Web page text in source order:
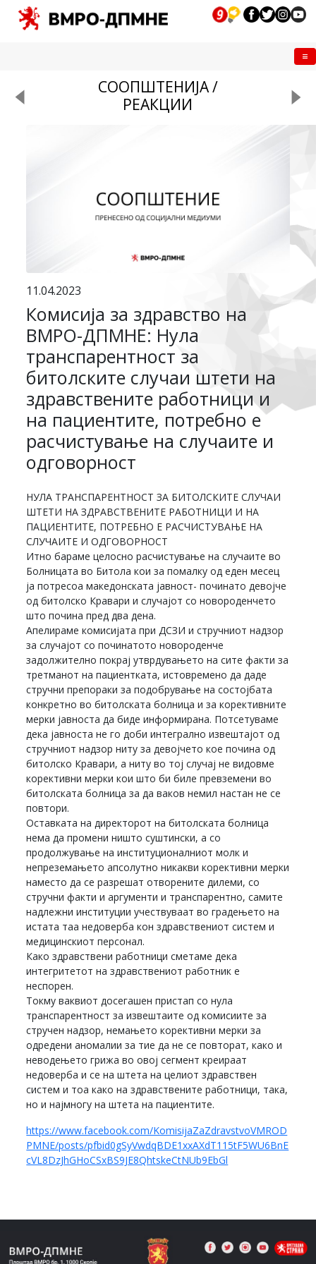
СООПШТЕНИЈА /
РЕАКЦИИ
11.04.2023
Комисија за здравство на
ВМРО-ДПМНЕ: Нула
транспарентност за
битолските случаи штети на
здравствените работници и
на пациентите, потребно е
расчистување на случаите и
одговорност
НУЛА ТРАНСПАРЕНТНОСТ ЗА БИТОЛСКИТЕ СЛУЧАИ
ШТЕТИ НА ЗДРАВСТВЕНИТЕ РАБОТНИЦИ И НА
ПАЦИЕНТИТЕ, ПОТРЕБНО Е РАСЧИСТУВАЊЕ НА
СЛУЧАИТЕ И ОДГОВОРНОСТ
Итно бараме целосно расчистување на случаите во
Болницата во Битола кои за помалку од еден месец
ја потресоа македонската јавност- починато девојче
од битолско Кравари и случајот со новороденчето
што почина пред два дена.
Апелираме комисијата при ДСЗИ и стручниот надзор
за случајот со починатото новороденче
задолжително покрај утврдувањето на сите факти за
третманот на пациентката, истовремено да даде
стручни препораки за подобрување на состојбата
конкретно во битолската болница и за корективните
мерки јавноста да биде информирана. Потсетуваме
дека јавноста не го доби интегрално извештајот од
стручниот надзор ниту за девојчето кое почина од
битолско Кравари, а ниту во тој случај не видовме
корективни мерки кои што би биле превземени во
битолската болница за да ваков немил настан не се
повтори.
Оставката на директорот на битолската болница
нема да промени ништо суштински, а со
продолжување на институционалниот молк и
непреземањето апсолутно никакви корективни мерки
наместо да се разрешат отворените дилеми, со
стручни факти и аргументи и транспарентно, самите
надлежни институции учествуваат во градењето на
истата таа недоверба кон здравствениот систем и
медицинскиот персонал.
Како здравствени работници сметаме дека
интегритетот на здравствениот работник е
неспорен.
Токму ваквиот досегашен пристап со нула
транспарентност за извештаите од комисиите за
стручен надзор, немањето корективни мерки за
одредени аномалии за тие да не се повторат, како и
неводењето грижа во овој сегмент креираат
недоверба и се на штета на целиот здравствен
систем и тоа како на здравствените работници, така,
но и најмногу на штета на пациентите.
https://www.facebook.com/KomisijaZaZdravstvoVMROD
PMNE/posts/pfbid0gSyVwdqBDE1xxAXdT115tF5WU6BnE
cVL8DzJhGHoCSxBS9JE8QhtskeCtNUb9EbGl